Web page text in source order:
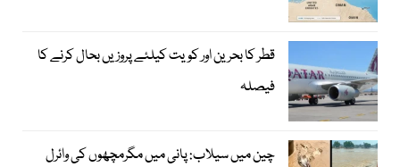
قطر کا بحرین اور کویت کیلئے پروزیں بحال کرنے کا
فیصلہ
چین میں سیلاب: پانی میں مگرمچھوں کی وائرل